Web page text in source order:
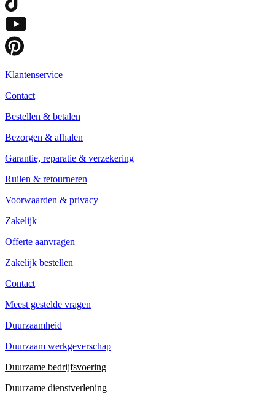
Klantenservice
Contact
Bestellen & betalen
Bezorgen & afhalen
Garantie, reparatie & verzekering
Ruilen & retourneren
Voorwaarden & privacy
Zakelijk
Offerte aanvragen
Zakelijk bestellen
Contact
Meest gestelde vragen
Duurzaamheid
Duurzaam werkgeverschap
Duurzame bedrijfsvoering
Duurzame dienstverlening